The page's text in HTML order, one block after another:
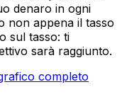
denaro in ogni
non appena il tasso
sul tasso: ti
sarà raggiunto.
completo